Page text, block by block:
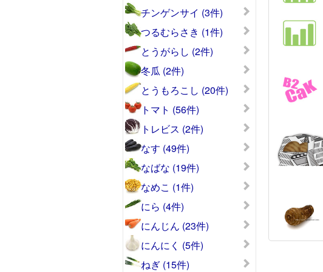
チンゲンサイ (3件)
つるむらさき (1件)
とうがらし (2件)
冬瓜 (2件)
とうもろこし (20件)
トマト (56件)
トレビス (2件)
なす (49件)
なばな (19件)
なめこ (1件)
にら (4件)
にんじん (23件)
にんにく (5件)
ねぎ (15件)